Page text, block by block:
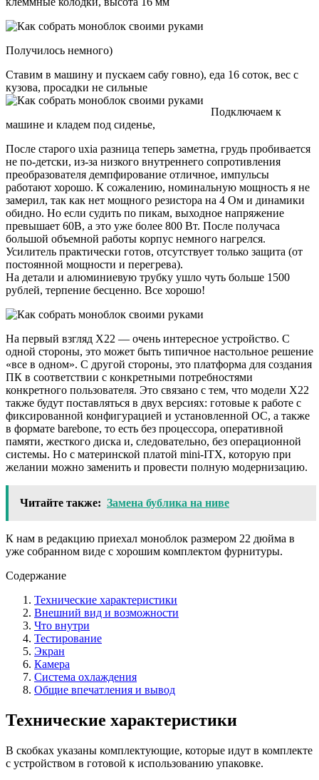
Получилось немного)
Ставим в машину и пускаем сабу говно), еда 16 соток, вес с
кузова, просадки не сильные
Подключаем к
машине и кладем под сиденье,
После старого uxia разница теперь заметна, грудь пробивается
не по-детски, из-за низкого внутреннего сопротивления
преобразователя демпфирование отличное, импульсы
работают хорошо. К сожалению, номинальную мощность я не
замерил, так как нет мощного резистора на 4 Ом и динамики
обидно. Но если судить по пикам, выходное напряжение
превышает 60В, а это уже более 800 Вт. После получаса
большой объемной работы корпус немного нагрелся.
Усилитель практически готов, отсутствует только защита (от
постоянной мощности и перегрева).
На детали и алюминиевую трубку ушло чуть больше 1500
рублей, терпение бесценно. Все хорошо!
На первый взгляд X22 — очень интересное устройство. С
одной стороны, это может быть типичное настольное решение
«все в одном». С другой стороны, это платформа для создания
ПК в соответствии с конкретными потребностями
конкретного пользователя. Это связано с тем, что модели X22
также будут поставляться в двух версиях: готовые к работе с
фиксированной конфигурацией и установленной ОС, а также
в формате barebone, то есть без процессора, оперативной
памяти, жесткого диска и, следовательно, без операционной
системы. Но с материнской платой mini-ITX, которую при
желании можно заменить и провести полную модернизацию.
Читайте также: Замена бублика на ниве
К нам в редакцию приехал моноблок размером 22 дюйма в
уже собранном виде с хорошим комплектом фурнитуры.
Содержание
Технические характеристики
Внешний вид и возможности
Что внутри
Тестирование
Экран
Камера
Система охлаждения
Общие впечатления и вывод
Технические характеристики
В скобках указаны комплектующие, которые идут в комплекте
с устройством в готовой к использованию упаковке.